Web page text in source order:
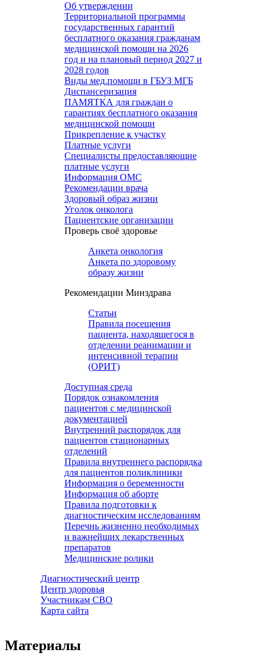
Об утверждении
Территориальной программы
государственных гарантий
бесплатного оказания гражданам
медицинской помощи на 2026
год и на плановый период 2027 и
2028 годов
Виды мед.помощи в ГБУЗ МГБ
Диспансеризация
ПАМЯТКА для граждан о
гарантиях бесплатного оказания
медицинской помощи
Прикрепление к участку
Платные услуги
Специалисты предоставляющие
платные услуги
Информация ОМС
Рекомендации врача
Здоровый образ жизни
Уголок онколога
Пациентские организации
Проверь своё здоровье
Анкета онкология
Анкета по здоровому
образу жизни
Рекомендации Минздрава
Статьи
Правила посещения
пациента, находящегося в
отделении реанимации и
интенсивной терапии
(ОРИТ)
Доступная среда
Порядок ознакомления
пациентов с медицинской
документацией
Внутренний распорядок для
пациентов стационарных
отделений
Правила внутреннего распорядка
для пациентов поликлиники
Информация о беременности
Информация об аборте
Правила подготовки к
диагностическим исследованиям
Перечнь жизненно необходимых
и важнейших лекарственных
препаратов
Медицинские ролики
Диагностический центр
Центр здоровья
Участникам СВО
Карта сайта
Материалы